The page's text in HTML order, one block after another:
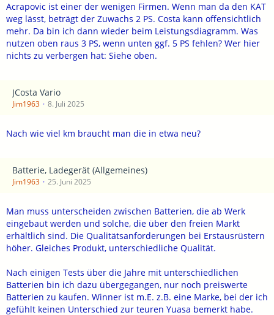
Acrapovic ist einer der wenigen Firmen. Wenn man da den KAT
weg lässt, beträgt der Zuwachs 2 PS. Costa kann offensichtlich
mehr. Da bin ich dann wieder beim Leistungsdiagramm. Was
nutzen oben raus 3 PS, wenn unten ggf. 5 PS fehlen? Wer hier
nichts zu verbergen hat: Siehe oben.
JCosta Vario
Jim1963 8. Juli 2025
Nach wie viel km braucht man die in etwa neu?
Batterie, Ladegerät (Allgemeines)
Jim1963 25. Juni 2025
Man muss unterscheiden zwischen Batterien, die ab Werk
eingebaut werden und solche, die über den freien Markt
erhältlich sind. Die Qualitätsanforderungen bei Erstausrüstern
höher. Gleiches Produkt, unterschiedliche Qualität.
Nach einigen Tests über die Jahre mit unterschiedlichen
Batterien bin ich dazu übergegangen, nur noch preiswerte
Batterien zu kaufen. Winner ist m.E. z.B. eine Marke, bei der ich
gefühlt keinen Unterschied zur teuren Yuasa bemerkt habe.